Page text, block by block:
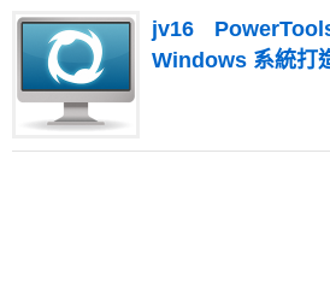
jv16
Windows 系統打